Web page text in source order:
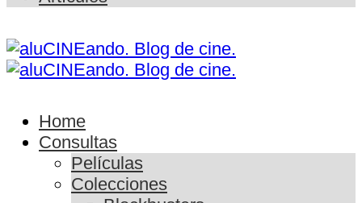
Home
Consultas
Películas
Colecciones